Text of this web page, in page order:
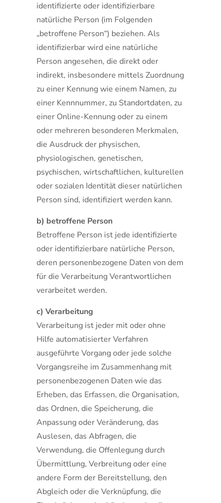
identifizierte oder identifizierbare
natürliche Person (im Folgenden
„betroffene Person“) beziehen. Als
identifizierbar wird eine natürliche
Person angesehen, die direkt oder
indirekt, insbesondere mittels Zuordnung
zu einer Kennung wie einem Namen, zu
einer Kennnummer, zu Standortdaten, zu
einer Online-Kennung oder zu einem
oder mehreren besonderen Merkmalen,
die Ausdruck der physischen,
physiologischen, genetischen,
psychischen, wirtschaftlichen, kulturellen
oder sozialen Identität dieser natürlichen
Person sind, identifiziert werden kann.
b) betroffene Person
Betroffene Person ist jede identifizierte
oder identifizierbare natürliche Person,
deren personenbezogene Daten von dem
für die Verarbeitung Verantwortlichen
verarbeitet werden.
c) Verarbeitung
Verarbeitung ist jeder mit oder ohne
Hilfe automatisierter Verfahren
ausgeführte Vorgang oder jede solche
Vorgangsreihe im Zusammenhang mit
personenbezogenen Daten wie das
Erheben, das Erfassen, die Organisation,
das Ordnen, die Speicherung, die
Anpassung oder Veränderung, das
Auslesen, das Abfragen, die
Verwendung, die Offenlegung durch
Übermittlung, Verbreitung oder eine
andere Form der Bereitstellung, den
Abgleich oder die Verknüpfung, die